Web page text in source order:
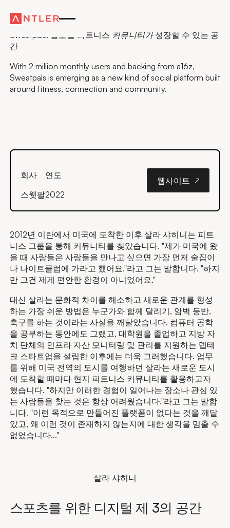
창업자 이야기
Sweatpals: 글로벌 피트니스 커뮤니티가성장할 수 있는 공
간
With 2 million monthly users and backing from a16z,
Sweatpals is emerging as a new kind of social platform built
around fitness, connection and community.
회사
스웻팔
연도
2022
웹사이트
2012년 이란에서 미국에 도착한 이후 살라 샤히니는 피트
니스 그룹을 통해 커뮤니티를 찾았습니다. "제가 미국에 왔
을 때 사람들은 사람들을 만나고 싶으면 가장 먼저 술집이
나 나이트클럽에 가라고 했어요."라고 그는 말합니다. "하지
만 그건 제게 편안한 환경이 아니었어요."
대신 살라는 문화적 차이를 해소하고 새로운 관계를 형성
하는 가장 쉬운 방법은 누군가와 함께 달리기, 암벽 등반,
축구를 하는 것이라는 사실을 깨달았습니다. 컴퓨터 공학
을 공부하는 동안에도 그랬고, 대학원을 졸업하고 지방 자
치 단체의 인프라 자산 모니터링 및 관리를 지원하는 뎁테
크 스타트업을 설립한 이후에는 더욱 그러했습니다. 업무
를 위해 미국 전역의 도시를 여행하던 살라는 새로운 도시
에 도착할 때마다 현지 피트니스 커뮤니티를 활용하고자
했습니다. "하지만 이러한 경험이 일어나는 장소나 관심 있
는 사람들을 찾는 것은 항상 어려웠습니다."라고 그는 말합
니다. "이런 목적으로 만들어진 플랫폼이 없다는 것을 깨달
았고, 왜 이런 것이 존재하지 않는지에 대한 생각을 멈출 수
없었습니다..."
살라 샤히니
스포츠를 위한 디지털 제 3의 공간